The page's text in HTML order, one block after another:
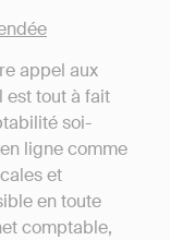
appel aux
est tout à fait
soi-
ligne comme
et
en toute
comptable,